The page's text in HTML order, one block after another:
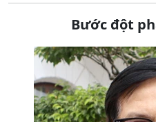
Bước đột